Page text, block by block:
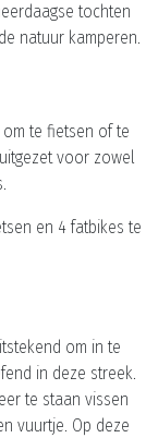
tochten
natuur kamperen.
te fietsen of te
voor zowel
en 4 fatbikes te
om in te
in deze streek.
te staan vissen
vuurtje. Op deze